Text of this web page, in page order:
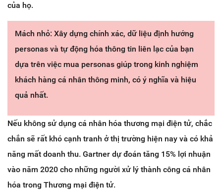
của họ.
Mách nhỏ: Xây dựng chính xác, dữ liệu định hướng
personas và tự động hóa thông tin liên lạc của bạn
dựa trên việc mua personas giúp trong kinh nghiệm
khách hàng cá nhân thông minh, có ý nghĩa và hiệu
quả nhất.
Nếu không sử dụng cá nhân hóa thương mại điện tử, chắc
chắn sẽ rất khó cạnh tranh ở thị trường hiện nay và có khả
năng mất doanh thu. Gartner dự đoán tăng 15% lợi nhuận
vào năm 2020 cho những người xử lý thành công cá nhân
hóa trong Thương mại điện tử.